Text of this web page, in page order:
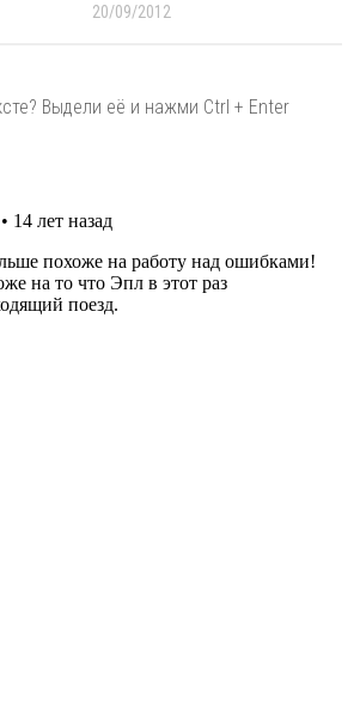
20/09/2012
Выдели её и нажми Ctrl + Enter